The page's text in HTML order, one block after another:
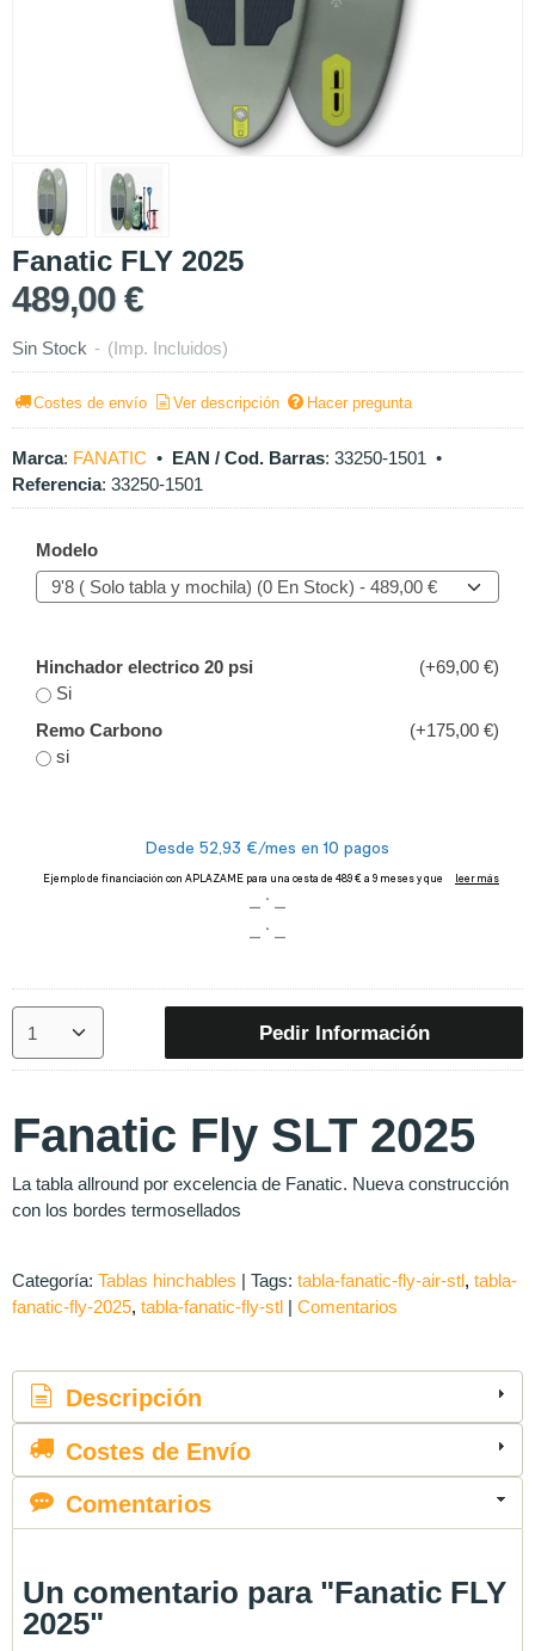
Fanatic FLY 2025
489,00 €
Sin Stock - (Imp. Incluidos)
Costes de envío Ver descripción Hacer pregunta
Marca: FANATIC • EAN / Cod. Barras: 33250-1501 •
Referencia: 33250-1501
Modelo
Hinchador electrico 20 psi
(+69,00 €)
Si
Remo Carbono
(+175,00 €)
si
Pedir Información
Fanatic Fly SLT 2025
La tabla allround por excelencia de Fanatic. Nueva construcción
con los bordes termosellados
Categoría: Tablas hinchables | Tags: tabla-fanatic-fly-air-stl tabla-
fanatic-fly-2025 tabla-fanatic-fly-stl | Comentarios
Descripción
Costes de Envío
Comentarios
Un comentario para "Fanatic FLY
2025"